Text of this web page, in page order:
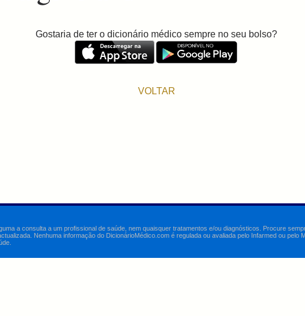
Gostaria de ter o dicionário médico sempre no seu bolso?
VOLTAR
a consulta a um profissional de saúde, nem quaisquer tratamentos e/ou diagnósticos. Procure
Nenhuma informação do DicionárioMédico.com é regulada ou avaliada pelo Infarmed ou pelo